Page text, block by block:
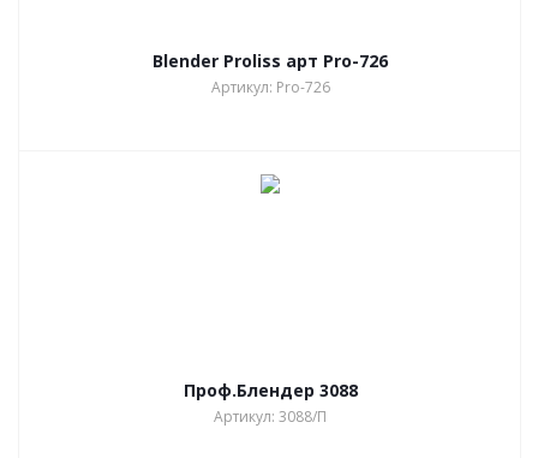
Blender Proliss арт Pro-726
Артикул: Pro-726
Проф.Блендер 3088
Артикул: 3088/П